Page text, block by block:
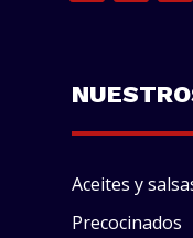
Aceites y
Precocinados